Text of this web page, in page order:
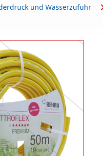
und Wasserzufuhr